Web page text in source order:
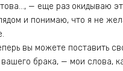
— еще раз окидываю
и понимаю, что я не
вы можете поставить
брака, — мои слова,